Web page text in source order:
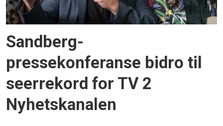
Sandberg-
pressekonferanse bidro til
seerrekord for TV 2
Nyhetskanalen